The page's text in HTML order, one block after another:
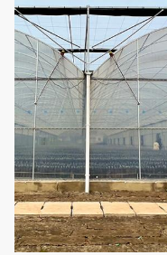
Ενισχυτικό
σύστημα
(επιλέξτε
σύμφωνα με
τις ανάγκες
σας)
Η απόσταση
αψίδων